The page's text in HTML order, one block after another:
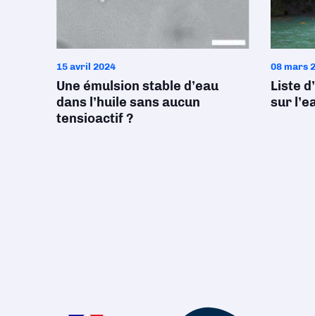
15 avril 2024
Une émulsion stable d’eau
dans l’huile sans aucun
tensioactif ?
08 mars
Liste
sur